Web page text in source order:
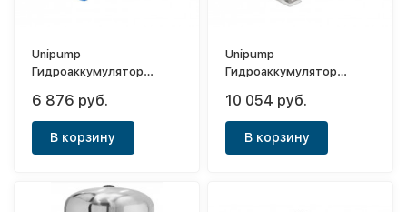
Unipump
Гидроаккумулятор
(мембрана EPDM)
6 876 руб.
В корзину
Unipump
Гидроаккумулятор
(мембрана EPDM,нерж.)
10 054 руб.
В корзину